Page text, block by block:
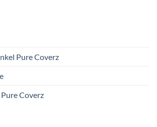
Pure Coverz
Coverz